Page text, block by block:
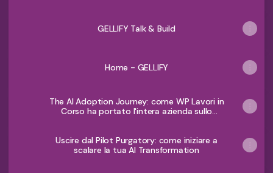
GELLIFY Talk & Build
Home - GELLIFY
The AI Adoption Journey: come WP Lavori in
Corso ha portato l'intera azienda sullo
Uscire dal Pilot Purgatory: come iniziare a
scalare la tua AI Transformation